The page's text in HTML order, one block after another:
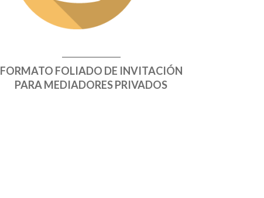
FORMATO FOLIADO DE INVITACIÓN
PARA MEDIADORES PRIVADOS